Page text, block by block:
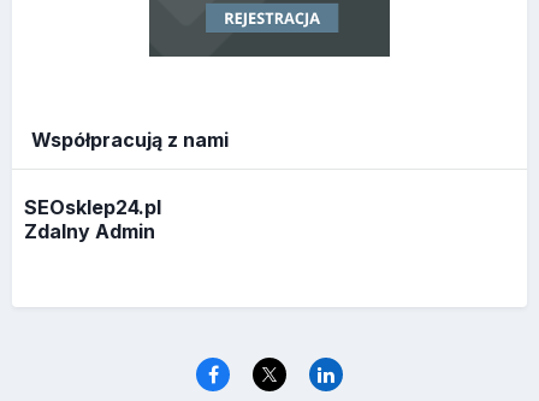
Współpracują z nami
SEOsklep24.pl
Zdalny Admin